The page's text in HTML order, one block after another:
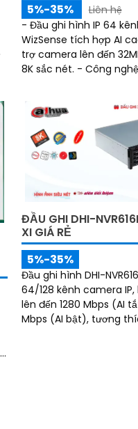
5%-35%
Liên hệ
- Đầu ghi hình IP 64
WizSense tích hợp AI
trợ camera lên đến
8K sắc nét. - Công
ĐẦU GHI DHI-
XI GIÁ RẺ
5%-35%
Đầu ghi hình DHI-
64/128 kênh camera
lên đến 1280 Mbps (AI
Mbps (AI bật), tương